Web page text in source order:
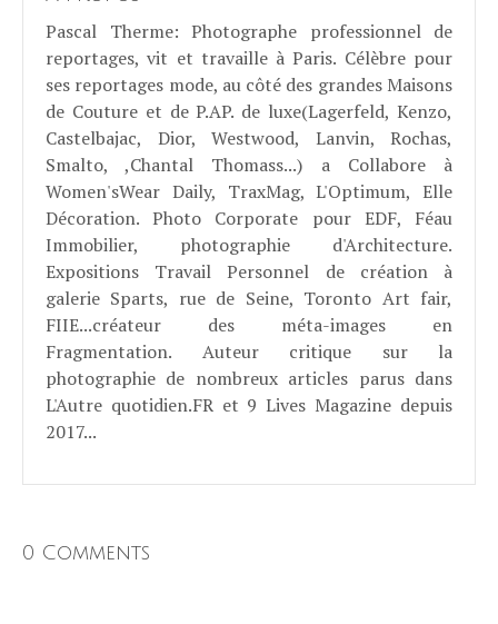
Pascal Therme: Photographe professionnel de
reportages, vit et travaille à Paris. Célèbre pour
ses reportages mode, au côté des grandes Maisons
de Couture et de P.AP. de luxe(Lagerfeld, Kenzo,
Castelbajac, Dior, Westwood, Lanvin, Rochas,
Smalto, ,Chantal Thomass...) a Collabore à
Women'sWear Daily, TraxMag, L'Optimum, Elle
Décoration. Photo Corporate pour EDF, Féau
Immobilier, photographie d'Architecture.
Expositions Travail Personnel de création à
galerie Sparts, rue de Seine, Toronto Art fair,
FIIE...créateur des méta-images en
Fragmentation. Auteur critique sur la
photographie de nombreux articles parus dans
L'Autre quotidien.FR et 9 Lives Magazine depuis
2017...
0 Comments